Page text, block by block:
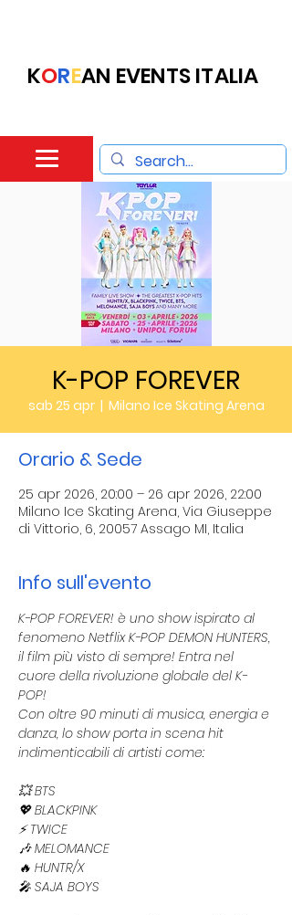
KOREAN EVENTS ITALIA
K-POP FOREVER
sab 25 apr
  |
Milano Ice Skating Arena
Orario & Sede
25 apr 2026, 20:00 – 26 apr 2026, 22:00
Milano Ice Skating Arena, Via Giuseppe
di Vittorio, 6, 20057 Assago MI, Italia
Info sull'evento
K-POP FOREVER! è uno show ispirato al
fenomeno Netflix K-POP DEMON HUNTERS,
il film più visto di sempre! Entra nel
cuore della rivoluzione globale del K-
POP!
Con oltre 90 minuti di musica, energia e
danza, lo show porta in scena hit
indimenticabili di artisti come:
💥 BTS
💖 BLACKPINK
⚡ TWICE
🎶 MELOMANCE
🔥 HUNTR/X
🎤 SAJA BOYS